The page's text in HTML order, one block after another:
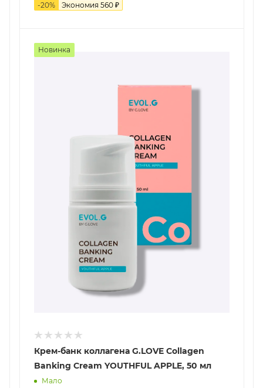
-20% Экономия 560 ₽
Новинка
Крем-банк коллагена G.LOVE Collagen
Banking Cream YOUTHFUL APPLE, 50 мл
Мало